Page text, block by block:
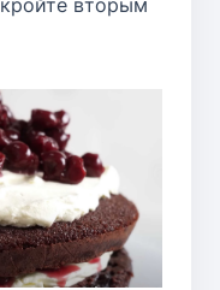
вторым